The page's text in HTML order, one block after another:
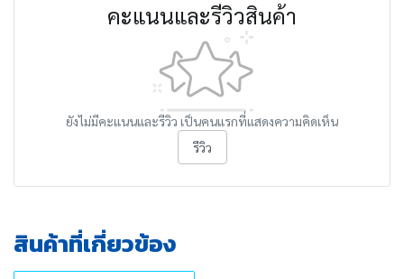
คะแนนและรีวิวสินค้า
ยังไม่มีคะแนนและรีวิว เป็นคนแรกที่แสดงความคิดเห็น
รีวิว
สินค้าที่เกี่ยวข้อง